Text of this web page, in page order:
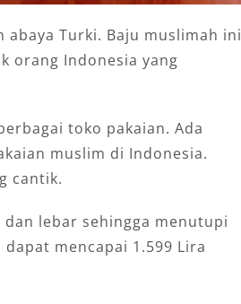
abaya Turki. Baju muslimah ini
orang Indonesia yang
toko pakaian. Ada
muslim di Indonesia.
cantik.
lebar sehingga menutupi
mencapai 1.599 Lira